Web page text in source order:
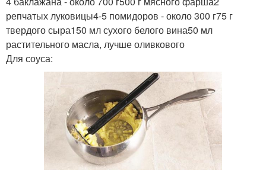
Рецепт с картофелем Турецкая мусака
репчатых луковицы4-5 помидоров - около 300 г75 г
твердого сыра150 мл сухого белого вина50 мл
растительного масла, лучше оливкового
Для соуса: